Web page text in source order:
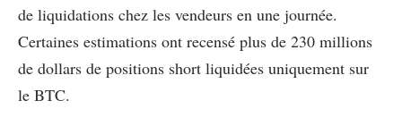
de liquidations chez les vendeurs en une journée.
Certaines estimations ont recensé plus de 230 millions
de dollars de positions short liquidées uniquement sur
le BTC.